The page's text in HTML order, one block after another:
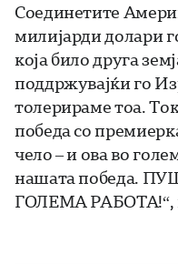
Соединетите
милијарди долари
која било друга
поддржувајќи го
толерираме тоа.
победа со
чело – и ова во
нашата победа.
ГОЛЕМА РАБОТА!“,